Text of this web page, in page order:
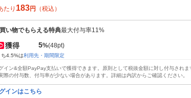
たり 183円 （税込）
い物でもらえる特典最大付与率11%
獲得 5%(48pt)
ち4.5%は利用先・期間限定
イン&全額PayPay支払いで獲得できます。原則として税抜金額に対し付与されま
際の付与数、付与率が少ない場合があります。詳細は内訳からご確認ください。
インはこちら